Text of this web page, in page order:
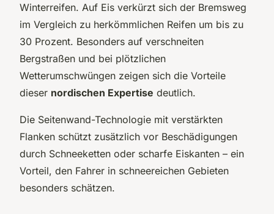
Winterreifen. Auf Eis verkürzt sich der Bremsweg
im Vergleich zu herkömmlichen Reifen um bis zu
30 Prozent. Besonders auf verschneiten
Bergstraßen und bei plötzlichen
Wetterumschwüngen zeigen sich die Vorteile
dieser nordischen Expertise deutlich.
Die Seitenwand-Technologie mit verstärkten
Flanken schützt zusätzlich vor Beschädigungen
durch Schneeketten oder scharfe Eiskanten – ein
Vorteil, den Fahrer in schneereichen Gebieten
besonders schätzen.